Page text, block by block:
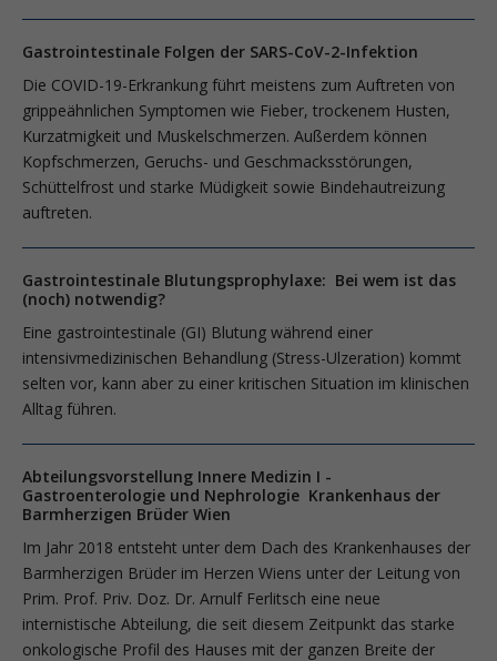
Gastrointestinale Folgen der SARS-CoV-2-Infektion
Die COVID-19-Erkrankung führt meistens zum Auftreten von
grippeähnlichen Symptomen wie Fieber, trockenem Husten,
Kurzatmigkeit und Muskelschmerzen. Außerdem können
Kopfschmerzen, Geruchs- und Geschmacksstörungen,
Schüttelfrost und starke Müdigkeit sowie Bindehautreizung
auftreten.
Gastrointestinale Blutungsprophylaxe: Bei wem ist das
(noch) notwendig?
Eine gastrointestinale (GI) Blutung während einer
intensivmedizinischen Behandlung (Stress-Ulzeration) kommt
selten vor, kann aber zu einer kritischen Situation im klinischen
Alltag führen.
Abteilungsvorstellung Innere Medizin I -
Gastroenterologie und Nephrologie Krankenhaus der
Barmherzigen Brüder Wien
Im Jahr 2018 entsteht unter dem Dach des Krankenhauses der
Barmherzigen Brüder im Herzen Wiens unter der Leitung von
Prim. Prof. Priv. Doz. Dr. Arnulf Ferlitsch eine neue
internistische Abteilung, die seit diesem Zeitpunkt das starke
onkologische Profil des Hauses mit der ganzen Breite der